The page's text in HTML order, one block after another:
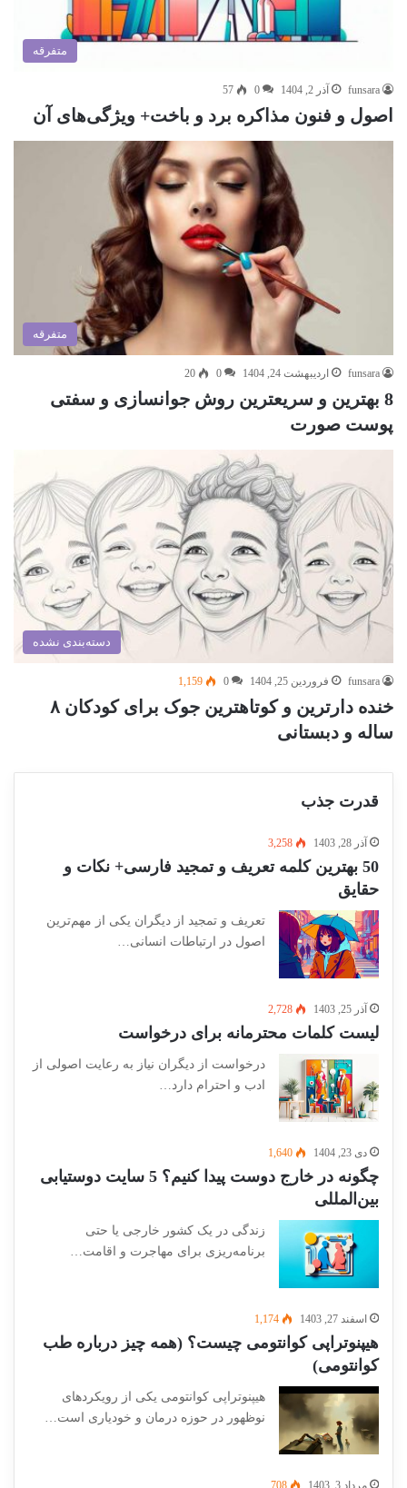
متفرقه
funsara آذر 2, 1404 0
57
اصول و فنون مذاکره برد و باخت+ ویژگی‌های آن
متفرقه
funsara اردیبهشت 24, 1404 0
20
8 بهترین و سریعترین روش جوانسازی و سفتی
پوست صورت
دسته‌بندی نشده
funsara فروردین 25, 1404 0
1,159
خنده دارترین و کوتاهترین جوک برای کودکان ۸
ساله و دبستانی
قدرت جذب
آذر 28, 1403 3,258
50 بهترین کلمه تعریف و تمجید فارسی+ نکات و
حقایق
تعریف و تمجید از دیگران یکی از مهم‌ترین
اصول در ارتباطات انسانی…
آذر 25, 1403 2,728
لیست کلمات محترمانه برای درخواست
درخواست از دیگران نیاز به رعایت اصولی از
ادب و احترام دارد…
دی 23, 1404 1,640
چگونه در خارج دوست پیدا کنیم؟ 5 سایت دوستیابی
بین‌المللی
زندگی در یک کشور خارجی یا حتی
برنامه‌ریزی برای مهاجرت و اقامت…
اسفند 27, 1403 1,174
هیپنوتراپی کوانتومی چیست؟ (همه چیز درباره طب
کوانتومی)
هیپنوتراپی کوانتومی یکی از رویکردهای
نوظهور در حوزه درمان و خودیاری است…
مرداد 3, 1403 708